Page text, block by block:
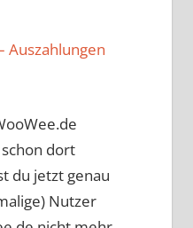
Auszahlungen
dort
du jetzt genau
Nutzer